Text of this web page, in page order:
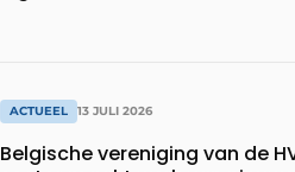
ACTUEEL 13 JULI 2026
Belgische vereniging van de